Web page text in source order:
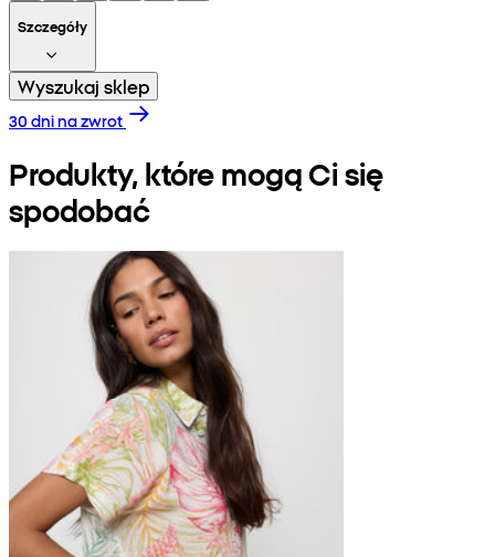
Szczegóły
Wyszukaj sklep
30 dni na zwrot
Produkty, które mogą Ci się
spodobać